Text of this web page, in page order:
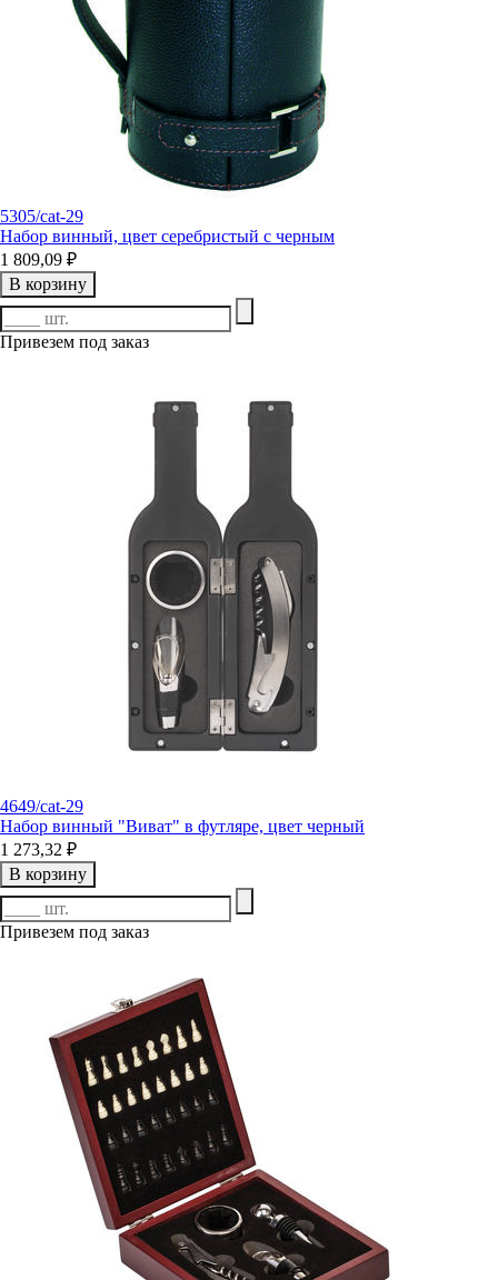
5305/cat-29
Набор винный, цвет серебристый с черным
1 809,09 ₽
В корзину
Привезем под заказ
4649/cat-29
Набор винный "Виват" в футляре, цвет черный
1 273,32 ₽
В корзину
Привезем под заказ